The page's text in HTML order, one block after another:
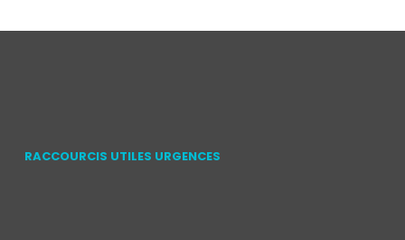
RACCOURCIS UTILES URGENCES